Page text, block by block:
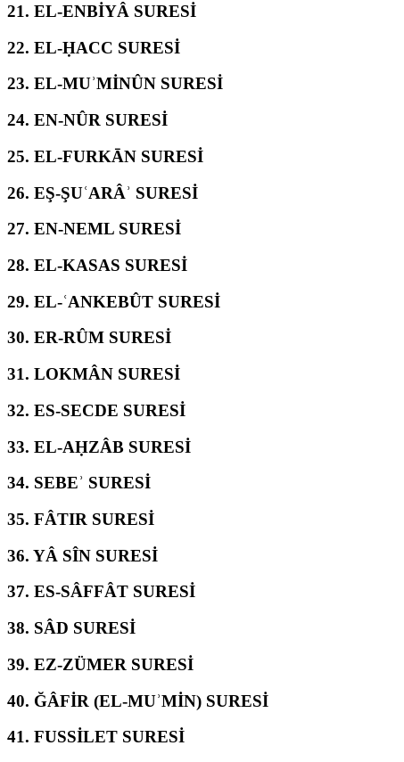
21. EL-ENBİYÂ SURESİ
22. EL-ḤACC SURESİ
23. EL-MUʾMİNÛN SURESİ
24. EN-NÛR SURESİ
25. EL-FURKĀN SURESİ
26. EŞ-ŞUʿARÂʾ SURESİ
27. EN-NEML SURESİ
28. EL-KASAS SURESİ
29. EL-ʿANKEBÛT SURESİ
30. ER-RÛM SURESİ
31. LOKMÂN SURESİ
32. ES-SECDE SURESİ
33. EL-AḤZÂB SURESİ
34. SEBEʾ SURESİ
35. FÂTIR SURESİ
36. YÂ SÎN SURESİ
37. ES-SÂFFÂT SURESİ
38. SÂD SURESİ
39. EZ-ZÜMER SURESİ
40. ĞÂFİR (EL-MUʾMİN) SURESİ
41. FUSSİLET SURESİ